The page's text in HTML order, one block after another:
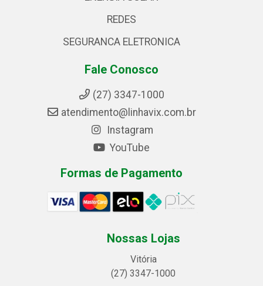
REDES
SEGURANCA ELETRONICA
Fale Conosco
(27) 3347-1000
atendimento@linhavix.com.br
Instagram
YouTube
Formas de Pagamento
Nossas Lojas
Vitória
(27) 3347-1000